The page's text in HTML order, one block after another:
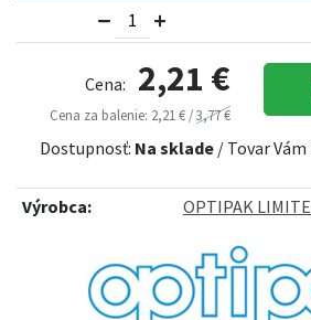
Cena: 2,21 €
Cena za balenie: 2,21 € /3,77 €
Dostupnosť: Na sklade / Tovar
Výrobca: OPTIPAK